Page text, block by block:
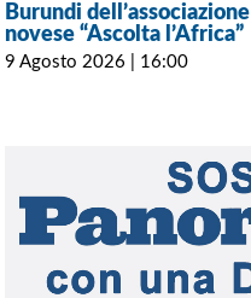
Burundi dell’associazione
novese “Ascolta l’Africa”
9 Agosto 2026 | 16:00